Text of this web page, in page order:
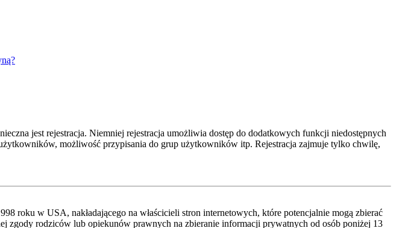
jest rejestracja. Niemniej rejestracja umożliwia dostęp do dodatkowych funkcji niedostępnych
możliwość przypisania do grup użytkowników itp. Rejestracja zajmuje tylko chwilę,
roku w USA, nakładającego na właścicieli stron internetowych, które potencjalnie mogą zbierać
zgody rodziców lub opiekunów prawnych na zbieranie informacji prywatnych od osób poniżej 13